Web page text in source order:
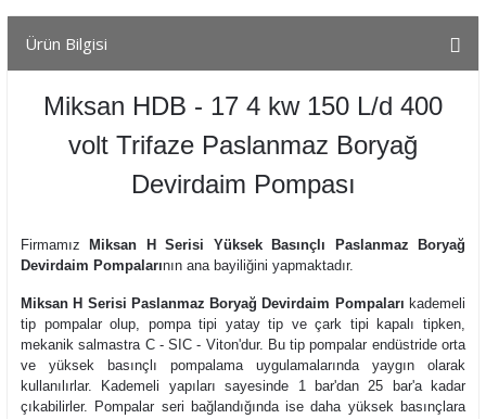
Ürün Bilgisi
Miksan HDB - 17 4 kw 150 L/d 400
volt Trifaze Paslanmaz Boryağ
Devirdaim Pompası
Firmamız
Miksan H Serisi Yüksek Basınçlı Paslanmaz Boryağ
Devirdaim Pompalarının ana bayiliğini yapmaktadır.
Miksan H Serisi Paslanmaz Boryağ Devirdaim Pompaları kademeli
tip pompalar olup, pompa tipi yatay tip ve çark tipi kapalı tipken,
mekanik salmastra C - SIC - Viton'dur. Bu tip pompalar endüstride orta
ve yüksek basınçlı pompalama uygulamalarında yaygın olarak
kullanılırlar. Kademeli yapıları sayesinde 1 bar'dan 25 bar'a kadar
çıkabilirler. Pompalar seri bağlandığında ise daha yüksek basınçlara